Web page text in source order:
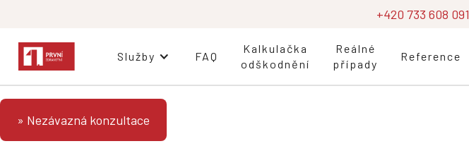
+420 733 608 091
Služby FAQ
Kalkulačka
odškodnění
Reálné
případy
Reference
» Nezávazná konzultace